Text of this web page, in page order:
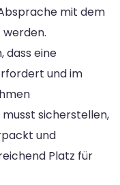
mit dem
dass eine
und im
sicherstellen,
und
Platz für